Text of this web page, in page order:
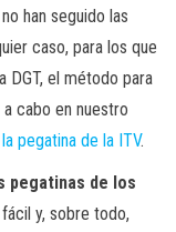
han seguido las
caso, para los que
DGT, el método para
cabo en nuestro
pegatina de la ITV.
pegatinas de los
y, sobre todo,